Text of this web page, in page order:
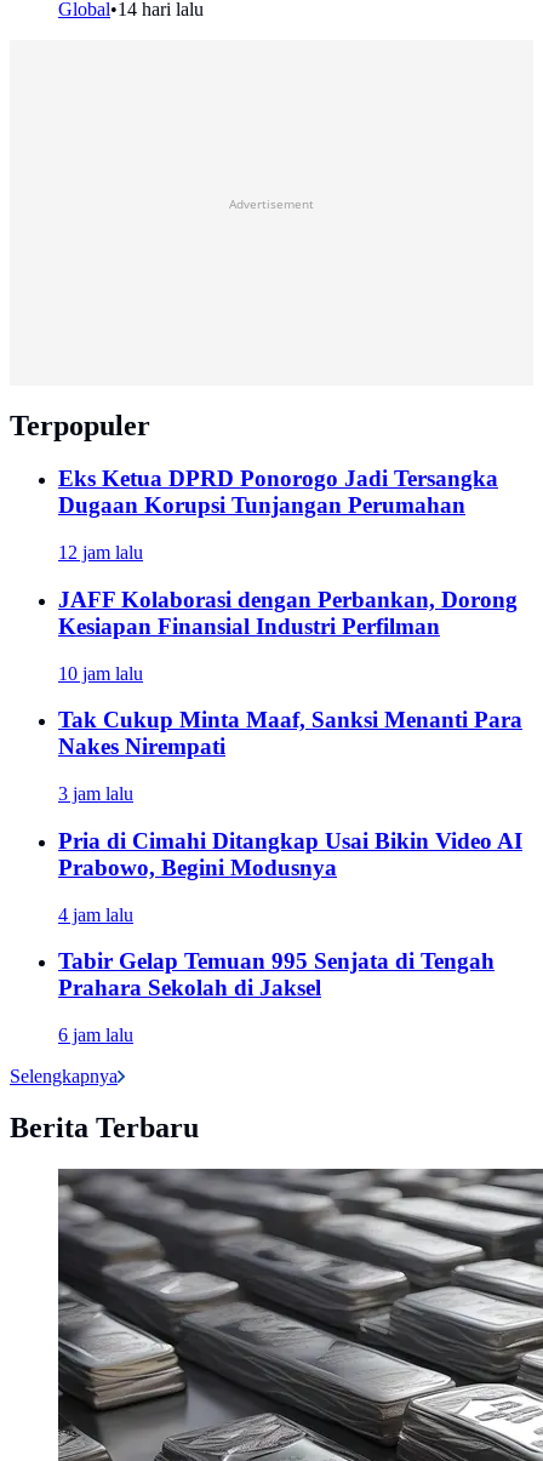
Global•14 hari lalu
Advertisement
Terpopuler
Eks Ketua DPRD Ponorogo Jadi Tersangka
Dugaan Korupsi Tunjangan Perumahan
12 jam lalu
JAFF Kolaborasi dengan Perbankan, Dorong
Kesiapan Finansial Industri Perfilman
10 jam lalu
Tak Cukup Minta Maaf, Sanksi Menanti Para
Nakes Nirempati
3 jam lalu
Pria di Cimahi Ditangkap Usai Bikin Video AI
Prabowo, Begini Modusnya
4 jam lalu
Tabir Gelap Temuan 995 Senjata di Tengah
Prahara Sekolah di Jaksel
6 jam lalu
Selengkapnya
Berita Terbaru